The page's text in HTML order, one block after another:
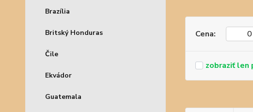
Brazília
Britský Honduras
Čile
Ekvádor
Guatemala
Cena: